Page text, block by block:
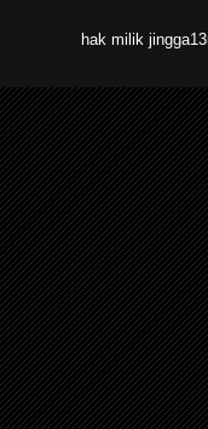
hak milik